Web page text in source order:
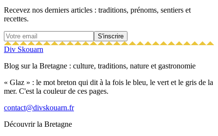
Recevez nos derniers articles : traditions, prénoms, sentiers et
recettes.
S'inscrire
Div Skouarn
Blog sur la Bretagne : culture, traditions, nature et gastronomie
« Glaz » : le mot breton qui dit à la fois le bleu, le vert et le gris de la
mer. C'est la couleur de ces pages.
contact@divskouarn.fr
Découvrir la Bretagne